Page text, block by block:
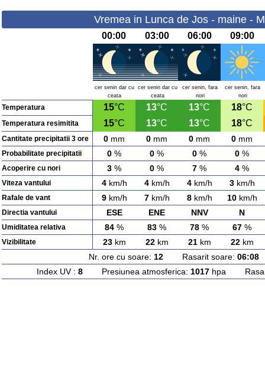
Vremea in Lunca de Jos - maine -
00:00 03:00 06:00 09:00
cer senin dar cu
ceata
cer senin dar cu
ceata
cer senin, fara
nori
cer senin, fara
nori
Temperatura 15°C 13°C 13°C 18°C
Temperatura resimitita 15°C 13°C 13°C 18°C
Cantitate precipitatii 3 ore 0 mm 0 mm 0 mm 0 mm
Probabilitate precipitatii 0 % 0 % 0 % 0 %
Acoperire cu nori 3 % 0 % 7 % 4 %
Viteza vantului 4km/h 4km/h 4km/h 3km/h
Rafale de vant 9km/h 7km/h 8km/h 10km/h
Directia vantului ESE ENE NNV N
Umiditatea relativa 84 % 83 % 78 % 67 %
Vizibilitate 23km 22km 21km 22km
Nr. ore cu soare: 12Rasarit soare: 06:08
Index UV : 8Presiunea atmosferica: 1017hpa